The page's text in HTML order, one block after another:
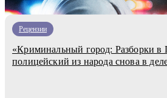
Рецензии
«Криминальный город: Разборки в
полицейский из народа снова в